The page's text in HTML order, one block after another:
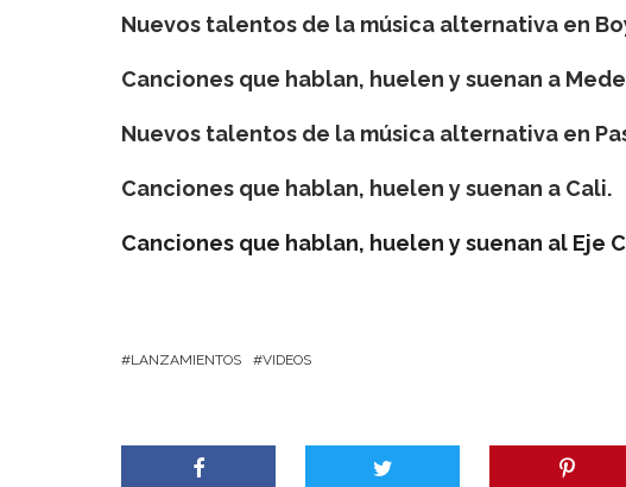
Nuevos talentos de la música alternativa en
Canciones que hablan, huelen y suenan a
Nuevos talentos de la música alternativa en
Canciones que hablan, huelen y suenan a Cali.
Canciones que hablan, huelen y suenan al Eje
LANZAMIENTOS VIDEOS